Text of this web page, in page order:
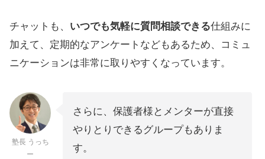
チャットも、 いつでも気軽に質問相談できる仕組みに
加えて、定期的なアンケートなどもあるため、コミュ
ニケーションは非常に取りやすくなっています。
塾長 うっち
ー
さらに、保護者様とメンターが直接
やりとりできるグループもありま
す。